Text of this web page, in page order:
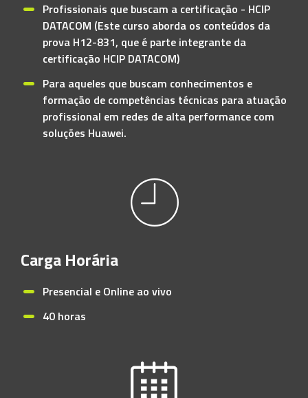
Profissionais que buscam a certificação - HCIP
DATACOM (Este curso aborda os conteúdos da
prova H12-831, que é parte integrante da
certificação HCIP DATACOM)
Para aqueles que buscam conhecimentos e
formação de competências técnicas para atuação
profissional em redes de alta performance com
soluções Huawei.
Carga Horária
Presencial e Online ao vivo
40 horas